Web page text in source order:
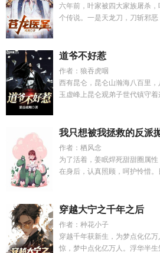
六年前，叶家被四大家族屠杀
个传说。一是天龙刀，刀斩邪恶
道爷不好惹
作者：狼吞虎咽
西有昆仑，昆仑山瀚海八百里，
玉虚峰上昆仑观弟子世代镇守
我只想被我拯救的反派
作者：栖风念
为了活着，姜眠焊死甜甜圈属
在身后，认真照顾，呵护怜惜
穿越大宁之千年之后
作者：种花小子
穿越千年获新生，为梦点化亿
惊，梦中点化亿万人。浮华半